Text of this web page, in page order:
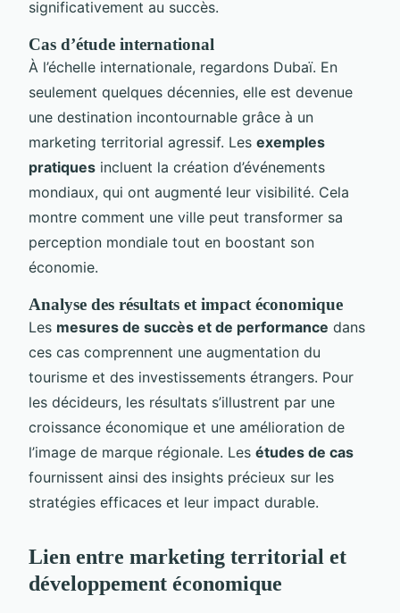
significativement au succès.
Cas d’étude international
À l’échelle internationale, regardons Dubaï. En
seulement quelques décennies, elle est devenue
une destination incontournable grâce à un
marketing territorial agressif. Les exemples
pratiques incluent la création d’événements
mondiaux, qui ont augmenté leur visibilité. Cela
montre comment une ville peut transformer sa
perception mondiale tout en boostant son
économie.
Analyse des résultats et impact économique
Les mesures de succès et de performance dans
ces cas comprennent une augmentation du
tourisme et des investissements étrangers. Pour
les décideurs, les résultats s’illustrent par une
croissance économique et une amélioration de
l’image de marque régionale. Les études de cas
fournissent ainsi des insights précieux sur les
stratégies efficaces et leur impact durable.
Lien entre marketing territorial et
développement économique